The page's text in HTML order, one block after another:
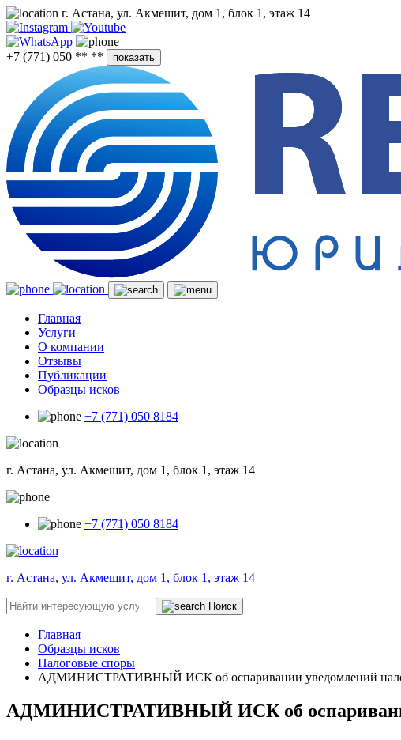
г. Астана, ул. Акмешит, дом 1, блок 1, этаж 14
+7 (771) 050 ** ** показать
Главная
Услуги
О компании
Отзывы
Публикации
Образцы исков
+7 (771) 050 8184
г. Астана, ул. Акмешит, дом 1, блок 1, этаж 14
+7 (771) 050 8184
г. Астана, ул. Акмешит, дом 1, блок 1, этаж 14
Поиск
Главная
Образцы исков
Налоговые споры
АДМИНИСТРАТИВНЫЙ ИСК об оспаривании уведомлений
АДМИНИСТРАТИВНЫЙ ИСК об оспаривании